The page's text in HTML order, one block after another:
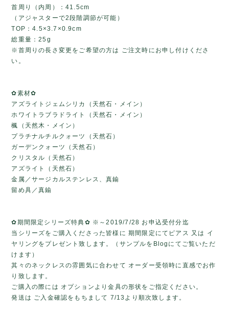
首周り（内周）：41.5cm
（アジャスターで2段階調節が可能）
TOP：4.5×3.7×0.9cm
総重量：25g
※首周りの長さ変更をご希望の方は ご注文時にお申し付けくださ
い。
✿素材✿
アズライトジェムシリカ（天然石・メイン）
ホワイトラブラドライト（天然石・メイン）
楓（天然木・メイン）
プラチナルチルクォーツ（天然石）
ガーデンクォーツ（天然石）
クリスタル（天然石）
アズライト（天然石）
金属／サージカルステンレス、真鍮
留め具／真鍮
✿期間限定シリーズ特典✿ ※～2019/7/28 お申込受付分迄
当シリーズをご購入くださった皆様に 期間限定にてピアス 又は イ
ヤリングをプレゼント致します。（サンプルをBlogにてご覧いただ
けます）
其々のネックレスの雰囲気に合わせて オーダー受領時に直感でお作
り致します。
ご購入の際には オプションより金具の形状をご指定ください。
発送は ご入金確認をもちまして 7/13より順次致します。